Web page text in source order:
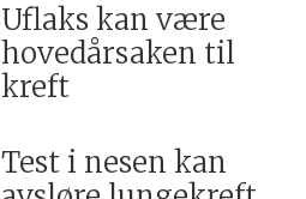
Uflaks kan være
hovedårsaken til
kreft
Test i nesen kan